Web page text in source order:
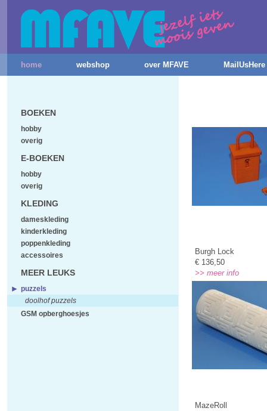
home webshop over MFAVE MailUsHere
Burgh Lock
€ 136,50
>> meer info
MazeRoll
BOEKEN
hobby
overig
E-BOEKEN
hobby
overig
KLEDING
dameskleding
kinderkleding
poppenkleding
accessoires
MEER LEUKS
puzzels
doolhof puzzels
GSM opberghoesjes